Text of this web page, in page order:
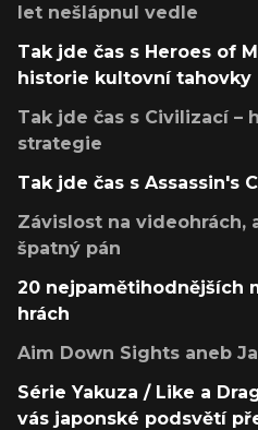
let nešlápnul vedle
Tak jde čas s Heroes of
historie kultovní tahovky
Tak jde čas s Civilizací –
strategie
Tak jde čas s Assassin's
Závislost na videohrách,
špatný pán
20 nejpamětihodnějších
hrách
Aim Down Sights aneb
Série Yakuza / Like a
vás japonské podsvětí